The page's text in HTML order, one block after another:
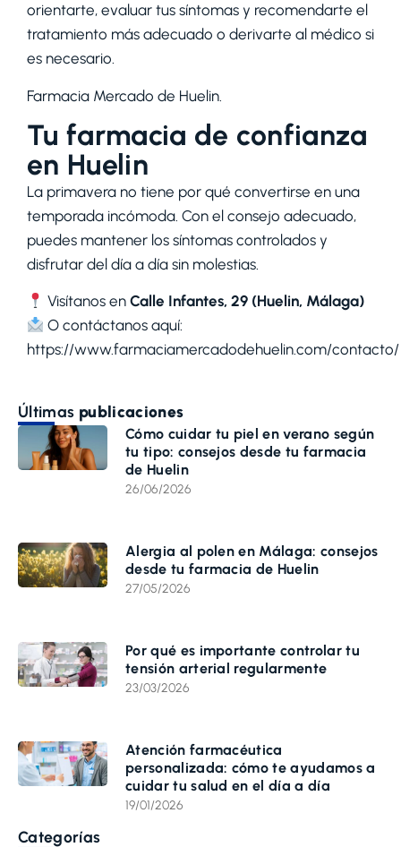
orientarte, evaluar tus síntomas y recomendarte el
tratamiento más adecuado o derivarte al médico si
es necesario.
Farmacia Mercado de Huelin
Tu farmacia de confianza
en Huelin
La primavera no tiene por qué convertirse en una
temporada incómoda. Con el consejo adecuado,
puedes mantener los síntomas controlados y
disfrutar del día a día sin molestias.
Visítanos enCalle Infantes, 29 (Huelin, Málaga)
O contáctanos aquí:
https://www.farmaciamercadodehuelin.com/contacto/
Últimas publicaciones
Cómo cuidar tu piel en verano según
tu tipo: consejos desde tu farmacia
de Huelin
26/06/2026
Alergia al polen en Málaga: consejos
desde tu farmacia de Huelin
27/05/2026
Por qué es importante controlar tu
tensión arterial regularmente
23/03/2026
Atención farmacéutica
personalizada: cómo te ayudamos a
cuidar tu salud en el día a día
19/01/2026
Categorías